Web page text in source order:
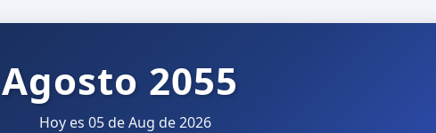
Agosto 2055
Hoy es 05 de Aug de 2026